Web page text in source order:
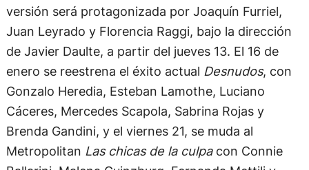
versión será protagonizada por Joaquín Furriel,
Juan Leyrado y Florencia Raggi, bajo la dirección
de Javier Daulte, a partir del jueves 13. El 16 de
enero se reestrena el éxito actual Desnudos, con
Gonzalo Heredia, Esteban Lamothe, Luciano
Cáceres, Mercedes Scapola, Sabrina Rojas y
Brenda Gandini, y el viernes 21, se muda al
Metropolitan Las chicas de la culpacon Connie